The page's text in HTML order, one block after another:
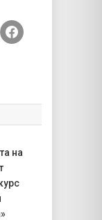
facebook
на